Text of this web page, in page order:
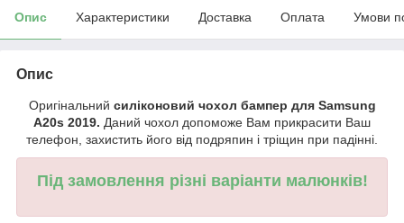
Опис Характеристики Доставка Оплата Умови
Опис
Оригінальний силіконовий чохол бампер для Samsung
A20s 2019. Даний чохол допоможе Вам прикрасити Ваш
телефон, захистить його від подряпин і тріщин при падінні.
Під замовлення різні варіанти малюнків!